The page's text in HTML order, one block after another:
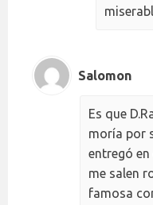
Salomon
Es que
moría por
entregó en
me salen
famosa